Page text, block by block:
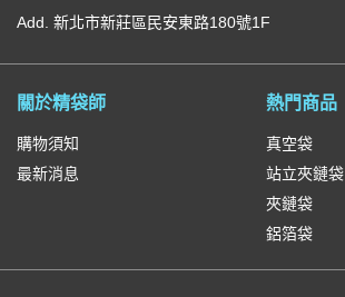
Add. 新北市新莊區民安東路180號1F
關於精袋師
購物須知
最新消息
熱門商品
真空袋
站立夾鏈袋
夾鏈袋
鋁箔袋